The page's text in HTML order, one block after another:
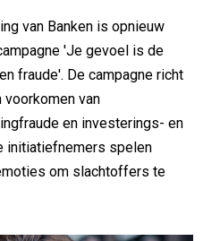
van Banken is opnieuw
'Je gevoel is de
fraude'. De campagne richt
voorkomen van
en investerings- en
initiatiefnemers spelen
om slachtoffers te